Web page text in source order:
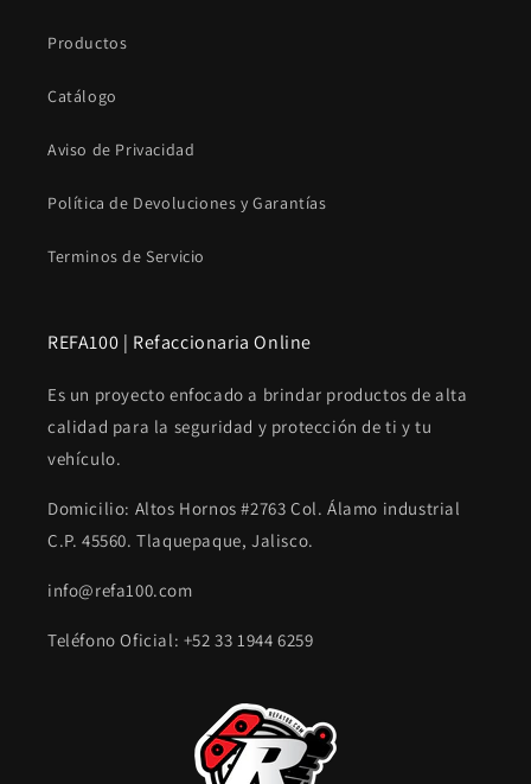
Productos
Catálogo
Aviso de Privacidad
Política de Devoluciones y Garantías
Terminos de Servicio
REFA100 | Refaccionaria Online
Es un proyecto enfocado a brindar productos de alta
calidad para la seguridad y protección de ti y tu
vehículo.
Domicilio: Altos Hornos #2763 Col. Álamo industrial
C.P. 45560. Tlaquepaque, Jalisco.
info@refa100.com
Teléfono Oficial: +52 33 1944 6259